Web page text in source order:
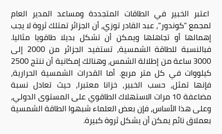
اعتبر الخبير في الطاقات المتجددة ومساعد المدير العام
لمجمع ”كوندور”، عبد القادر توزي، أن الجزائر تمتلك ثروة لا يجب
إهمالها أو تجاهلها ويمكن أن تشكل بديلا طاقويا مثاليا.
فبالنسبة للطاقة الشمسية، تستفيد الجزائر من 2000 إلى
3000 ساعة من إطلالة الشمس، وهنالك إمكانية أن ننتج 2500
كيلووات في كل متر مربع. أما القدرات الشمسية الحرارية،
فإنها تمثل، حسب الخبير، خزانا معتبرا، حيث تعادل نسبة
مضاعفة 10 مرات الاستهلاك الطاقوي على المستوى الدولي،
وعلى هذا الأساس، فإن بعض العلماء شبهوا الطاقة الشمسية
بعملاق نائم يمكن أن يشكل ثروة كبيرة.